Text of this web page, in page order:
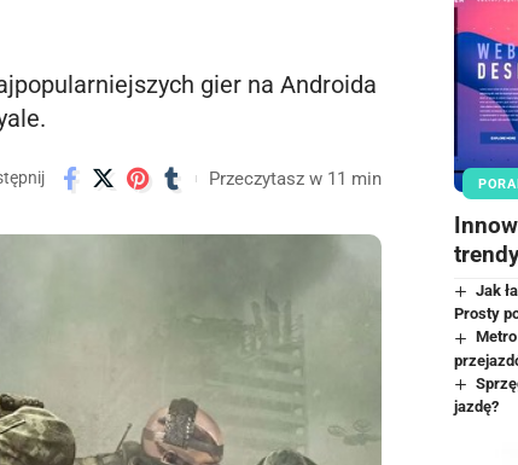
gier na Androida
Przeczytasz w 11 min
Jak
Prosty
jazdę?